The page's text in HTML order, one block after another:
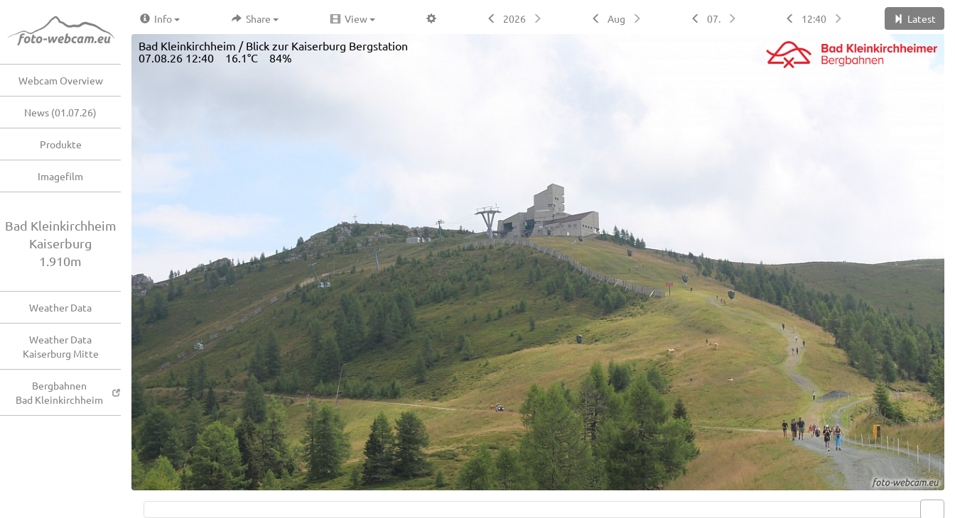
Webcam Overview
News (01.07.26)
Produkte
Imagefilm
Bad Kleinkirchheim
Kaiserburg
1.910m
Weather Data
Weather Data
Kaiserburg Mitte
Bergbahnen
Bad Kleinkirchheim
Info Share View 2026 Aug 07. 12:40 Latest
Bad Kleinkirchheim / Blick zur Kaiserburg Bergstation
07.08.26 12:40 16.1°C 84%
Live video available → View